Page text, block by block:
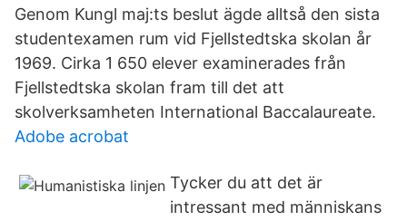
Genom Kungl maj:ts beslut ägde alltså den sista
studentexamen rum vid Fjellstedtska skolan år
1969. Cirka 1 650 elever examinerades från
Fjellstedtska skolan fram till det att
skolverksamheten International Baccalaureate.
Adobe acrobat
Tycker du att det är
intressant med människans